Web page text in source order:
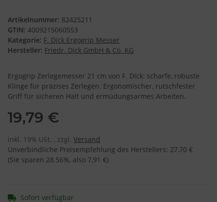
Artikelnummer: 82425211
GTIN: 4009215060553
Kategorie: F. Dick Ergogrip Messer
Hersteller: Friedr. Dick GmbH & Co. KG
Ergogrip Zerlegemesser 21 cm von F. Dick: scharfe, robuste
Klinge für präzises Zerlegen. Ergonomischer, rutschfester
Griff für sicheren Halt und ermüdungsarmes Arbeiten.
19,79 €
inkl. 19% USt. , zzgl. Versand
Unverbindliche Preisempfehlung des Herstellers: 27,70 €
(Sie sparen 28.56%, also 7,91 €)
Sofort verfügbar